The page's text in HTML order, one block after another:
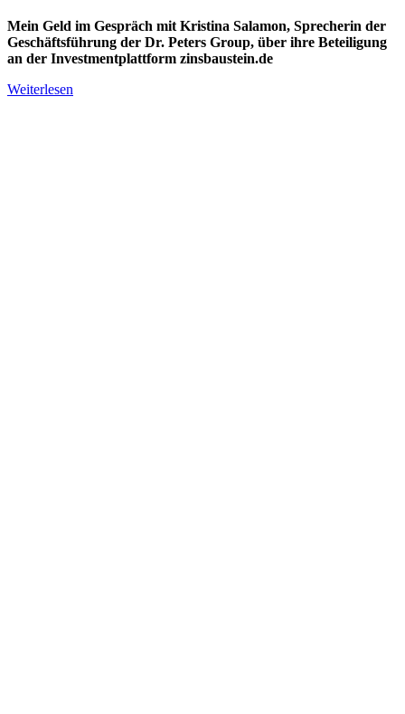
Mein Geld im Gespräch mit Kristina Salamon, Sprecherin der
Geschäftsführung der Dr. Peters Group, über ihre Beteiligung
an der Investmentplattform zinsbaustein.de
Weiterlesen